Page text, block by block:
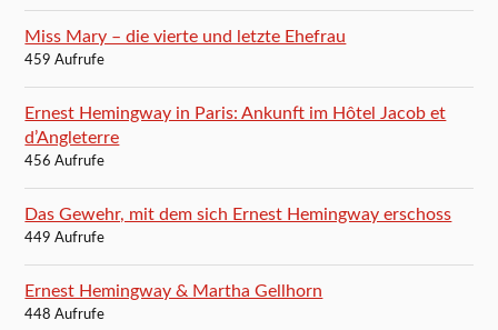
Miss Mary – die vierte und letzte Ehefrau
459 Aufrufe
Ernest Hemingway in Paris: Ankunft im Hôtel Jacob et
d’Angleterre
456 Aufrufe
Das Gewehr, mit dem sich Ernest Hemingway erschoss
449 Aufrufe
Ernest Hemingway & Martha Gellhorn
448 Aufrufe